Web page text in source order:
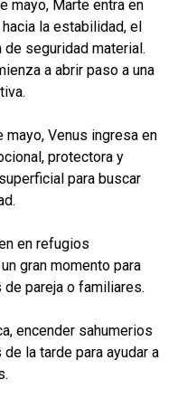
mayo, Marte entra en
la estabilidad, el
seguridad material.
a abrir paso a una
mayo, Venus ingresa en
protectora y
para buscar
en refugios
gran momento para
pareja o familiares.
encender sahumerios
la tarde para ayudar a